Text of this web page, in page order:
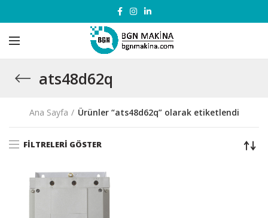
ats48d62q
Ana Sayfa Ürünler “ats48d62q” olarak etiketlendi
FILTRELERI GÖSTER